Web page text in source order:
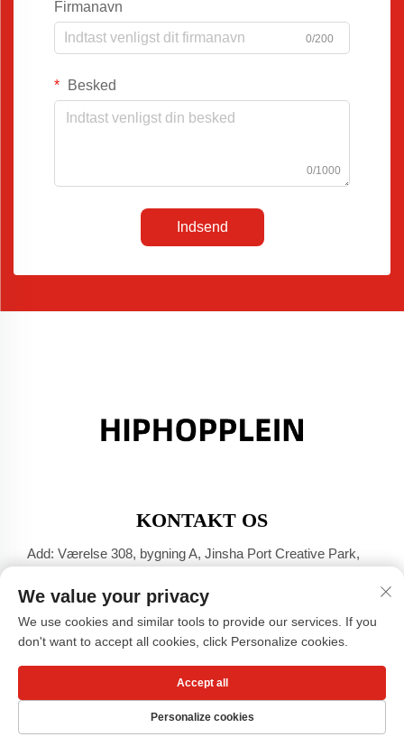
Firmanavn
0/200
Besked
0/1000
Indsend
KONTAKT OS
Add: Værelse 308, bygning A, Jinsha Port Creative Park,
Tel: +86-17304049586
E-mail:[email protected]
Copyright © Guangzhou Xiaohongshu Beklædnings Co., LTD -
Privatlivspolitik
We value your privacy
We use cookies and similar tools to provide our services. If you
don't want to accept all cookies, click Personalize cookies.
Personalize cookies
Accept all